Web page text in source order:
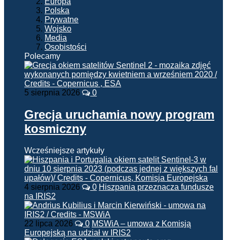
Polska
Prywatne
Wojsko
Media
Osobistości
Polecamy
5 sierpnia 2026 0
Grecja uruchamia nowy program
kosmiczny
Wcześniejsze artykuły
4 sierpnia 2026 0 Hiszpania przeznacza fundusze
na IRIS2
22 lipca 2026 0 MSWiA – umowa z Komisją
Europejską na udział w IRIS2